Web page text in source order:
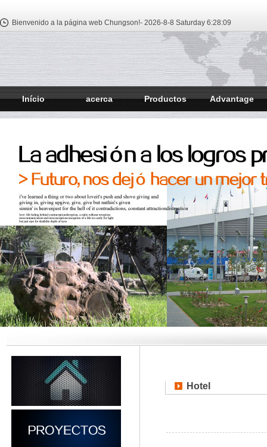
Bienvenido a la página web Chungson!- 2026-8-8 Saturday 6:28:10
Início acerca Productos Advantage
Hotel